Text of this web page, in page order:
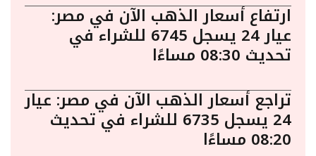
ارتفاع أسعار الذهب الآن في مصر:
عيار 24 يسجل 6745 للشراء في
تحديث 08:30 مساءًا
تراجع أسعار الذهب الآن في مصر: عيار
24 يسجل 6735 للشراء في تحديث
08:20 مساءًا